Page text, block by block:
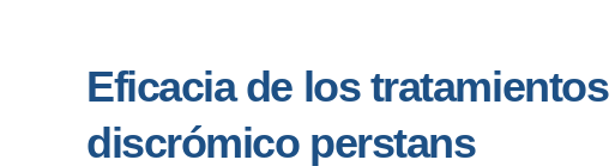
Eficacia de los
discrómico perstans